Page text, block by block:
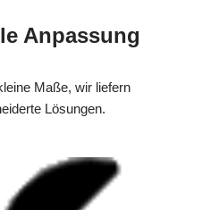
Anpassung
Maße, wir liefern
Lösungen.